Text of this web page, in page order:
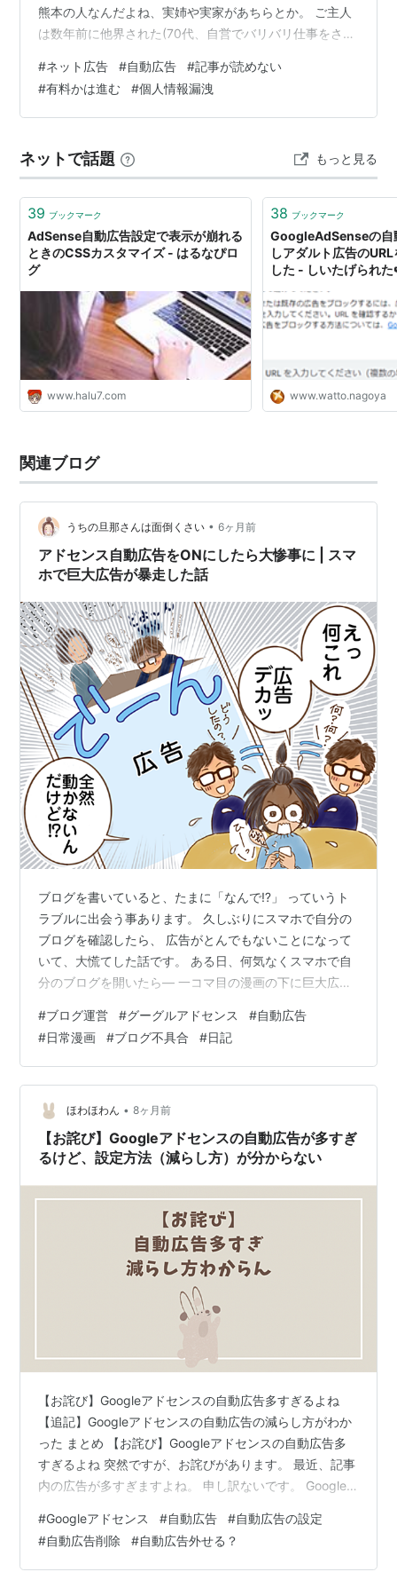
熊本の人なんだよね、実姉や実家があちらとか。 ご主人
は数年前に他界された(70代、自営でバリバリ仕事をされ
はほとんど記事が読めない まずヘッダーの画面が常駐
で、記事が半分以上見えない。せま(見える画面が狭い)!!
あのマークはAdsense広告なのかなぁ???数行ごとに同じ
マホで読もうとしてたのだが ブログを読むどころでは無
くなってる。実は…
#ネット広告 #自動広告 #記事が読めない
#有料かは進む #個人情報漏洩
ネットで話題 もっと見る
39 ブックマーク
AdSense自動広告設定で表示が崩れる
ときのCSSカスタマイズ - はるなぴロ
グ
www.halu7.com
38 ブックマーク
GoogleAdSenseの自
しアダルト広告の
した - しいたげられ
www.watto.nagoya
関連ブログ
うちの旦那さんは面倒くさい • 6ヶ月前
アドセンス自動広告をONにしたら大惨事に | スマ
ホで巨大広告が暴走した話
ブログを書いていると、たまに「なんで⁉」 っていうト
ラブルに出会う事あります。 久しぶりにスマホで自分の
ブログを確認したら、 広告がとんでもないことになって
いて、大慌てした話です。 ある日、何気なくスマホで自
分のブログを開いたら― 一コマ目の漫画の下に巨大広告
にアワアワしながら、「グーグルアドセンスの自動広
告」 を疑ってPCで確認することに。 あおってくるゴリ
ちゃんにイラっとしつつ、 アドセンスの自動広告の設定
画面をチェック。 自動広告をOFFにしたら一瞬で直っ
た。 あれ？・・・これいつ設定したんだっけ？ もう怖す
ぎて、 いつからこんな状態…
#ブログ運営 #グーグルアドセンス #自動広告
#日常漫画 #ブログ不具合 #日記
ほわほわん • 8ヶ月前
【お詫び】Googleアドセンスの自動広告が多すぎ
るけど、設定方法（減らし方）が分からない
【お詫び】Googleアドセンスの自動広告多すぎるよね
【追記】Googleアドセンスの自動広告の減らし方がわか
った まとめ 【お詫び】Googleアドセンスの自動広告多
すぎるよね 突然ですが、お詫びがあります。 最近、記事
内の広告が多すぎますよね。 申し訳ないです。 Google
ず、 自動広告をオフにすることもできなくて やり方調べ
てその通りにしてもうまくできず、 他にやることもたく
#Googleアドセンス #自動広告 #自動広告の設定
#自動広告削除 #自動広告外せる？